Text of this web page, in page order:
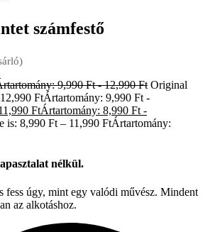
számfestő
9,990 Ft - 12,990 Ft Original
FtÁrtartomány: 9,990 Ft -
FtÁrtartomány: 8,990 Ft -
is: 8,990 Ft – 11,990 FtÁrtartomány:
nélkül.
fess úgy, mint egy valódi művész. Mindent
az alkotáshoz.